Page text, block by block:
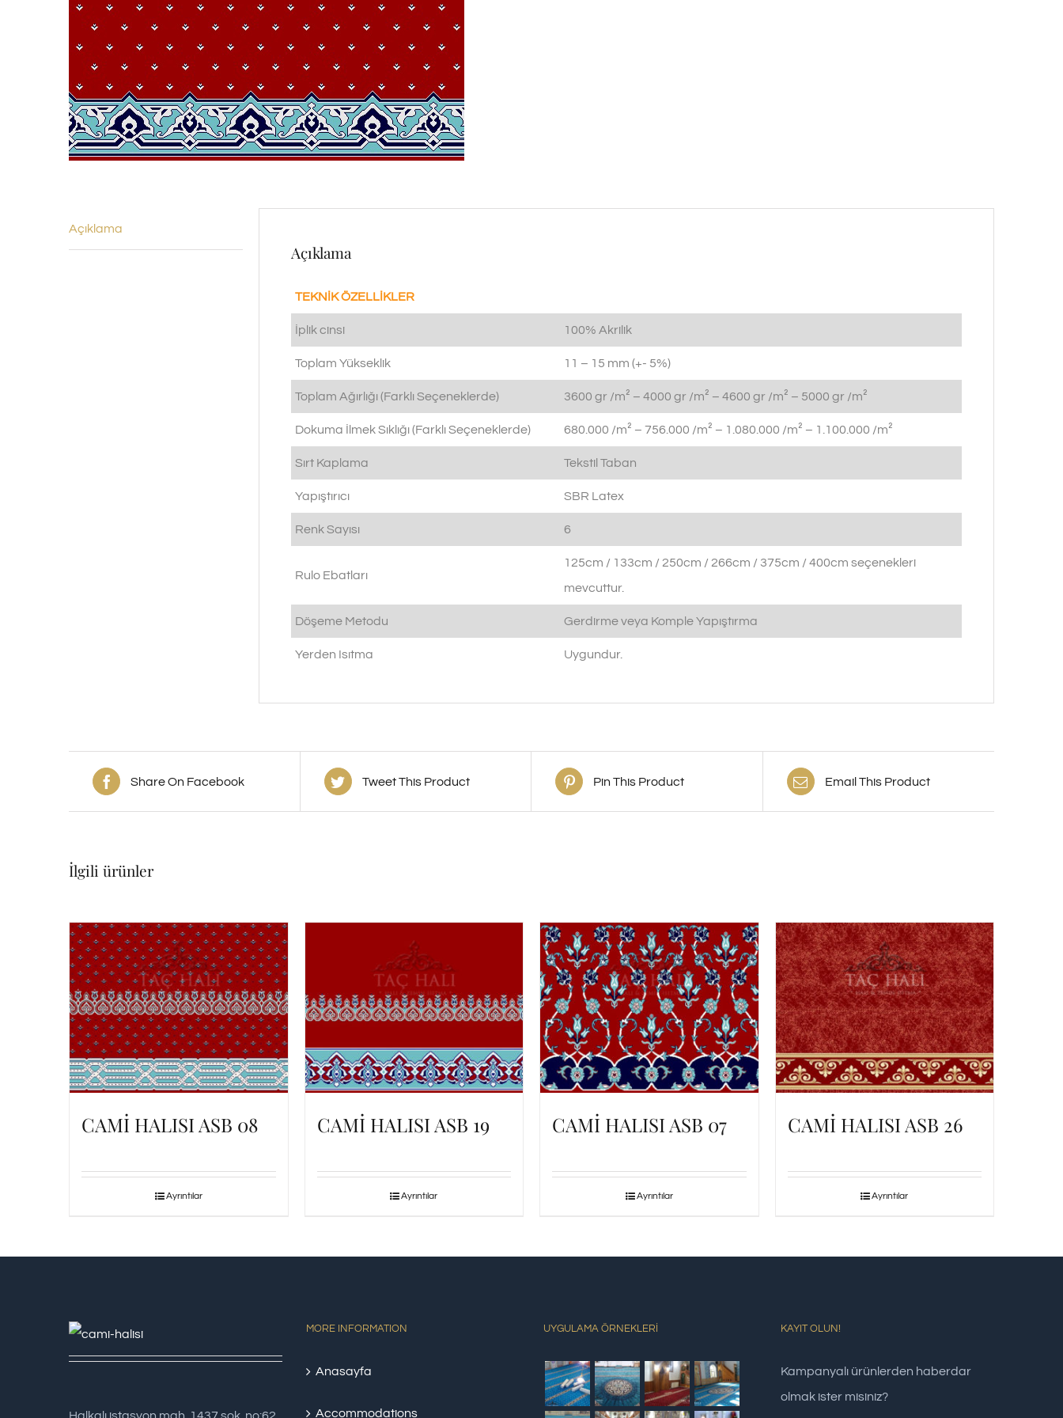
Açıklama
Açıklama
TEKNİK ÖZELLİKLER
İplik cinsi 100% Akrilik
Toplam Yükseklik 11 – 15 mm (+- 5%)
Toplam Ağırlığı (Farklı Seçeneklerde) 3600 gr /m² – 4000 gr /m² – 4600 gr /m² – 5000 gr /m²
Dokuma İlmek Sıklığı (Farklı Seçeneklerde) 680.000 /m² – 756.000 /m² – 1.080.000 /m² – 1.100.000 /m²
Sırt Kaplama Tekstil Taban
Yapıştırıcı SBR Latex
Renk Sayısı 6
Rulo Ebatları
125cm / 133cm / 250cm / 266cm / 375cm / 400cm seçenekleri
mevcuttur.
Döşeme Metodu Gerdirme veya Komple Yapıştırma
Yerden Isıtma Uygundur.
Share On Facebook Tweet This Product Pin This Product Email This Product
İlgili ürünler
CAMİ HALISI ASB 08
Ayrıntılar
CAMİ HALISI ASB 19
Ayrıntılar
CAMİ HALISI ASB 07
Ayrıntılar
CAMİ HALISI ASB 26
Ayrıntılar
Halkalı istasyon mah. 1437 sok. no:62
MORE INFORMATION
Anasayfa
Accommodations
UYGULAMA ÖRNEKLERİ KAYIT OLUN!
Kampanyalı ürünlerden haberdar
olmak ister misiniz?